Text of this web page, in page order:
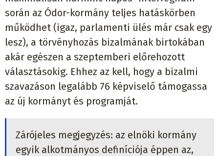
során az Ódor-kormány teljes hatáskörben
működhet (igaz, parlamenti ülés már csak egy
lesz), a törvényhozás bizalmának birtokában
akár egészen a szeptemberi előrehozott
választásokig. Ehhez az kell, hogy a bizalmi
szavazáson legalább 76 képviselő támogassa
az új kormányt és programját.
Zárójeles megjegyzés: az elnöki kormány
egyik alkotmányos definíciója éppen az,